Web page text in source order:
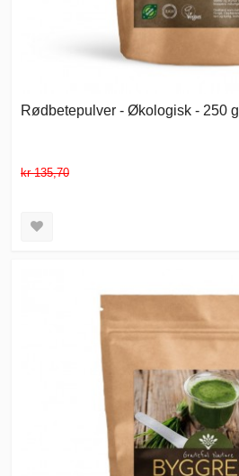
Rødbetepulver - Økologisk - 250 g
kr 135,70